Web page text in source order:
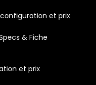
et prix
& Fiche
et prix